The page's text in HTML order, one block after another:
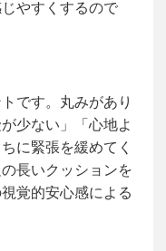
やすくするので
です。丸みがあり
少ない」「心地よ
に緊張を緩めてく
長いクッションを
覚的安心感による